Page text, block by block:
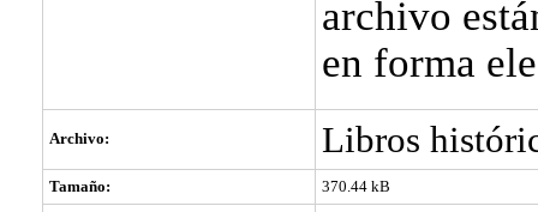
archivo
en forma
Archivo: Libros
Tamaño: 370.44 kB